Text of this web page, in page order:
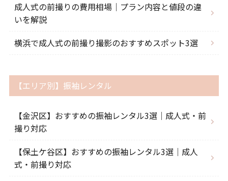
成人式の前撮りの費用相場｜プラン内容と値段の違
いを解説
横浜で成人式の前撮り撮影のおすすめスポット3選
【エリア別】振袖レンタル
【金沢区】おすすめの振袖レンタル3選｜成人式・前
撮り対応
【保土ケ谷区】おすすめの振袖レンタル3選｜成人
式・前撮り対応